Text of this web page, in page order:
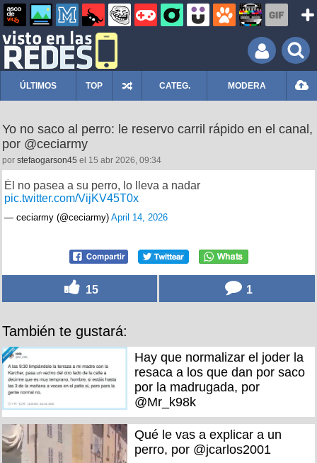
ÚLTIMOS TOP CATEG. MODERA
Yo no saco al perro: le reservo carril rápido en el canal,
por @ceciarmy
por stefaogarson45 el 15 abr 2026, 09:34
Él no pasea a su perro, lo lleva a nadar
pic.twitter.com/VijKV45T0x
— ceciarmy (@ceciarmy) April 14, 2026
15 1
También te gustará:
Hay que normalizar el joder la
resaca a los que dan por saco
por la madrugada, por
@Mr_k98k
Qué le vas a explicar a un
perro, por @jcarlos2001